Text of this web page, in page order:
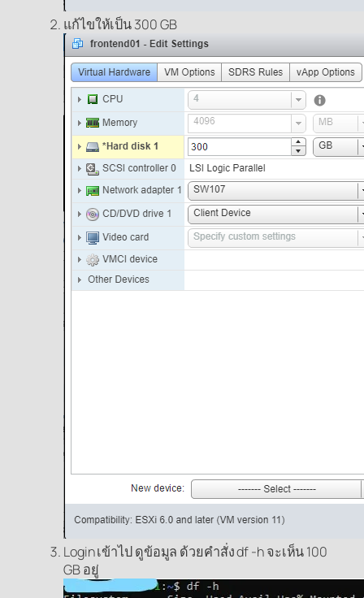
แก้ไขให้เป็น 300 GB
Login เข้าไป ดูข้อมูล ด้วยคำสั่ง df -h จะเห็น 100
GB อยู่